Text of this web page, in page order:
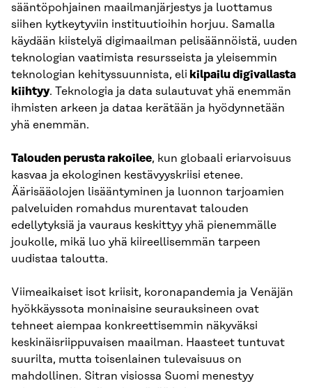
sääntöpohjainen maailmanjärjestys ja luottamus
siihen kytkeytyviin instituutioihin horjuu. Samalla
käydään kiistelyä digimaailman pelisäännöistä, uuden
teknologian vaatimista resursseista ja yleisemmin
teknologian kehityssuunnista, eli kilpailu digivallasta
kiihtyy. Teknologia ja data sulautuvat yhä enemmän
ihmisten arkeen ja dataa kerätään ja hyödynnetään
yhä enemmän.
Talouden perusta rakoilee, kun globaali eriarvoisuus
kasvaa ja ekologinen kestävyyskriisi etenee.
Äärisääolojen lisääntyminen ja luonnon tarjoamien
palveluiden romahdus murentavat talouden
edellytyksiä ja vauraus keskittyy yhä pienemmälle
joukolle, mikä luo yhä kiireellisemmän tarpeen
uudistaa taloutta.
Viimeaikaiset isot kriisit, koronapandemia ja Venäjän
hyökkäyssota moninaisine seurauksineen ovat
tehneet aiempaa konkreettisemmin näkyväksi
keskinäisriippuvaisen maailman. Haasteet tuntuvat
suurilta, mutta toisenlainen tulevaisuus on
mahdollinen. Sitran visiossa Suomi menestyy